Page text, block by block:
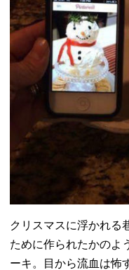
クリスマスに浮かれる
ために作られたかのよ
ーキ。目から流血は怖